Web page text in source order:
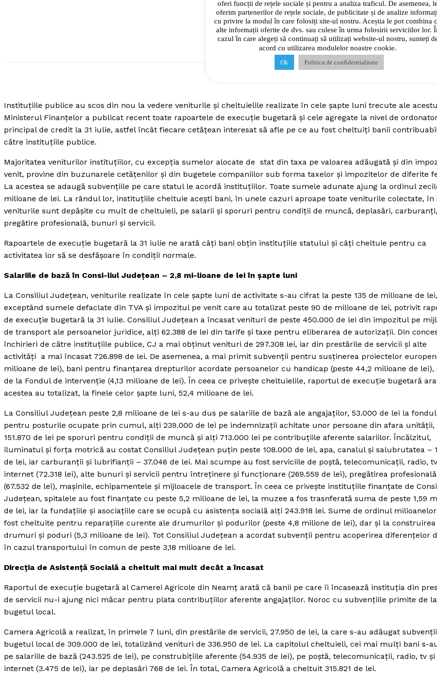
About
Contact us
Subscription Plans
My account
De: Realitatea Media Data: august 20, 2016
Instituţiile publice au scos din nou la vedere veniturile şi cheltuielile realizate în cele şapte luni trecute ale
Ministerul Finanţelor a publicat recent toate rapoartele de execuţie bugetară şi cele agregate la nivel de
principal de credit la 31 iulie, astfel încât fiecare cetăţean interesat să afle pe ce au fost cheltuiţi banii
către instituţiile publice.
Majoritatea veniturilor instituţiilor, cu excepţia sumelor alocate de stat din taxa pe valoarea adăugată şi din
venit, provine din buzunarele cetăţenilor şi din bugetele companiilor sub forma taxelor şi impozitelor de diferite
La acestea se adaugă subvenţiile pe care statul le acordă instituţiilor. Toate sumele adunate ajung la ordinul
milioane de lei. La rândul lor, instituţiile cheltuie aceşti bani, în unele cazuri aproape toate veniturile colectate, în
veniturile sunt depăşite cu mult de cheltuieli, pe salarii şi sporuri pentru condiţii de muncă, deplasări, carburanţi,
pregătire profesională, bunuri şi servicii.
Rapoartele de execuţie bugetară la 31 iulie ne arată câţi bani obţin instituţiile statului şi câţi cheltuie pentru ca
activitatea lor să se desfăşoare în condiţii normale.
Salariile de bază în Consi-liul Judeţean – 2,8 mi-lioane de lei în şapte luni
La Consiliul Judeţean, veniturile realizate în cele şapte luni de activitate s-au cifrat la peste 135 de milioane de lei,
exceptând sumele defaclate din TVA şi impozitul pe venit care au totalizat peste 90 de milioane de lei, potrivit
de execuţie bugetară la 31 iulie. Consiliul Judeţean a încasat venituri de peste 450.000 de lei din impozitul pe
de transport ale persoanelor juridice, alţi 62.388 de lei din tarife şi taxe pentru eliberarea de autorizaţii. Din
închirieri de către instituţiile publice, CJ a mai obţinut venituri de 297.308 lei, iar din prestările de servicii şi alte
activităţi a mai încasat 726.898 de lei. De asemenea, a mai primit subvenţii pentru susţinerea proiectelor
milioane de lei), bani pentru finanţarea drepturilor acordate persoanelor cu handicap (peste 44,2 milioane de lei),
de la Fondul de intervenţie (4,13 milioane de lei). În ceea ce priveşte cheltuielile, raportul de execuţie bugetară
acestea au totalizat, la finele celor şapte luni, 52,4 milioane de lei.
La Consiliul Judeţean peste 2,8 milioane de lei s-au dus pe salariile de bază ale angajaţilor, 53.000 de lei la fondul
pentru posturile ocupate prin cumul, alţi 239.000 de lei pe indemnizaţii achitate unor persoane din afara unităţii,
151.870 de lei pe sporuri pentru condiţii de muncă şi alţi 713.000 lei pe contribuţiile aferente salariilor. Încălzitul,
iluminatul şi forţa motrică au costat Consiliul Judeţean puţin peste 108.000 de lei, apa, canalul şi salubrutatea –
de lei, iar carburanţii şi lubrifianţii – 37.046 de lei. Mai scumpe au fost serviciile de poştă, telecomunicaţii, radio,
internet (72.318 lei), alte bunuri şi servicii pentru întreţinere şi funcţionare (269.559 de lei), pregătirea profesională
(67.532 de lei), maşinile, echipamentele şi mijloacele de transport. În ceea ce priveşte instituţiile finanţate de
Judeţean, spitalele au fost finanţate cu peste 5,2 milioane de lei, la muzee a fos trasnferată suma de peste 1,59
de lei, iar la fundaţiile şi asociaţiile care se ocupă cu asistenţa socială alţi 243.918 lei. Sume de ordinul
fost cheltuite pentru reparaţiile curente ale drumurilor şi podurilor (peste 4,8 milione de lei), dar şi la construirea
drumuri şi poduri (5,3 milioane de lei). Tot Consiliul Judeţean a acordat subvenţii pentru acoperirea diferenţelor
în cazul transportului în comun de peste 3,18 milioane de lei.
Direcţia de Asistenţă Socială a cheltuit mai mult decât a încasat
Raportul de execuţie bugetară al Camerei Agricole din Neamţ arată că banii pe care îi încasează instituţia din
de servicii nu-i ajung nici măcar pentru plata contribuţiilor aferente angajaţilor. Noroc cu subvenţiile primite de la
bugetul local.
Camera Agricolă a realizat, în primele 7 luni, din prestările de servicii, 27.950 de lei, la care s-au adăugat
bugetul local de 309.000 de lei, totalizând venituri de 336.950 de lei. La capitolul cheltuieli, cei mai mulţi bani s-
pe salariile de bază (243.525 de lei), pe construbiţiile aferente (54.935 de lei), pe poştă, telecomunicaţii, radio, tv şi
internet (3.475 de lei), iar pe deplasări 768 de lei. În total, Camera Agricolă a cheltuit 315.821 de lei.
oferi funcții de rețele sociale și pentru a analiza traficul. De asemenea, le
oferim partenerilor de rețele sociale, de publicitate și de analize
cu privire la modul în care folosiți site-ul nostru. Aceștia le pot combina
alte informații oferite de dvs. sau culese în urma folosirii serviciilor lor.
cazul în care alegeți să continuați să utilizați website-ul nostru, sunteți
acord cu utilizarea modulelor noastre cookie.
Ok Politica de confidentialitate